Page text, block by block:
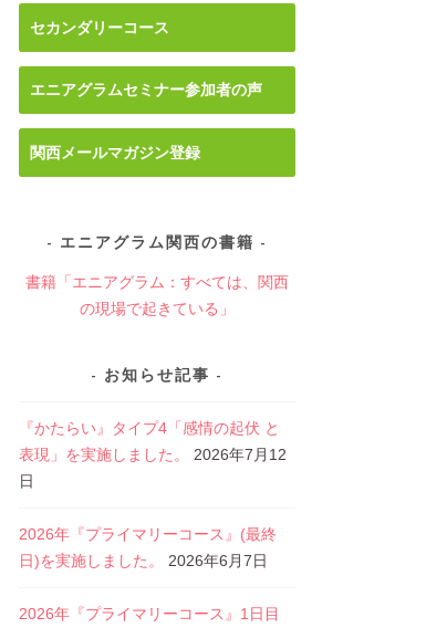
セカンダリーコース
エニアグラムセミナー参加者の声
関西メールマガジン登録
エニアグラム関西の書籍
書籍「エニアグラム：すべては、関西
の現場で起きている」
お知らせ記事
『かたらい』タイプ4「感情の起伏 と
表現」を実施しました。
2026年7月12
日
2026年『プライマリーコース』(最終
日)を実施しました。
2026年6月7日
2026年『プライマリーコース』1日目